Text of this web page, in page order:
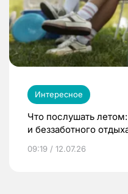
Интересное
Что послушать
и беззаботного
09:19 / 12.07.26